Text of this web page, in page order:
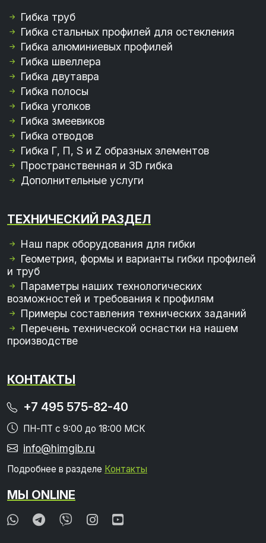
Гибка труб
Гибка стальных профилей для остекления
Гибка алюминиевых профилей
Гибка швеллера
Гибка двутавра
Гибка полосы
Гибка уголков
Гибка змеевиков
Гибка отводов
Гибка Г, П, S и Z образных элементов
Пространственная и 3D гибка
Дополнительные услуги
ТЕХНИЧЕСКИЙ РАЗДЕЛ
Наш парк оборудования для гибки
Геометрия, формы и варианты гибки профилей
и труб
Параметры наших технологических
возможностей и требования к профилям
Примеры составления технических заданий
Перечень технической оснастки на нашем
производстве
КОНТАКТЫ
+7 495 575-82-40
ПН-ПТ с 9:00 до 18:00 МСК
info@himgib.ru
Подробнее в разделе Контакты
МЫ ONLINE